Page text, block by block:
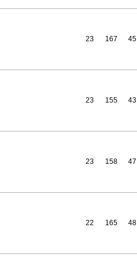
23 167 45
23 155 43
23 158 47
22 165 48